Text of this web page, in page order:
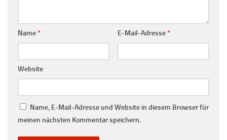
Name* E-Mail-Adresse*
Website
Name, E-Mail-Adresse und Website in diesem Browser für
meinen nächsten Kommentar speichern.